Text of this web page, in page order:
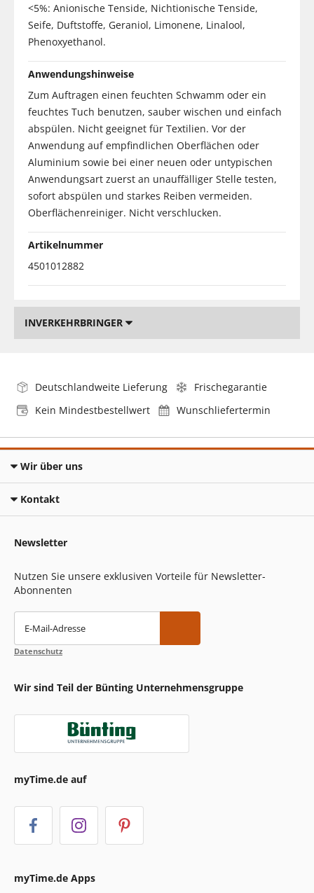
<5%: Anionische Tenside, Nichtionische Tenside,
Seife, Duftstoffe, Geraniol, Limonene, Linalool,
Phenoxyethanol.
Anwendungshinweise
Zum Auftragen einen feuchten Schwamm oder ein
feuchtes Tuch benutzen, sauber wischen und einfach
abspülen. Nicht geeignet für Textilien. Vor der
Anwendung auf empfindlichen Oberflächen oder
Aluminium sowie bei einer neuen oder untypischen
Anwendungsart zuerst an unauffälliger Stelle testen,
sofort abspülen und starkes Reiben vermeiden.
Oberflächenreiniger. Nicht verschlucken.
Artikelnummer
4501012882
INVERKEHRBRINGER
Deutschlandweite Lieferung
Frischegarantie
Kein Mindestbestellwert
Wunschliefertermin
Wir über uns
Kontakt
Newsletter
Nutzen Sie unsere exklusiven Vorteile für Newsletter-
Abonnenten
E-Mail-Adresse
Datenschutz
Wir sind Teil der Bünting Unternehmensgruppe
myTime.de auf
myTime.de Apps